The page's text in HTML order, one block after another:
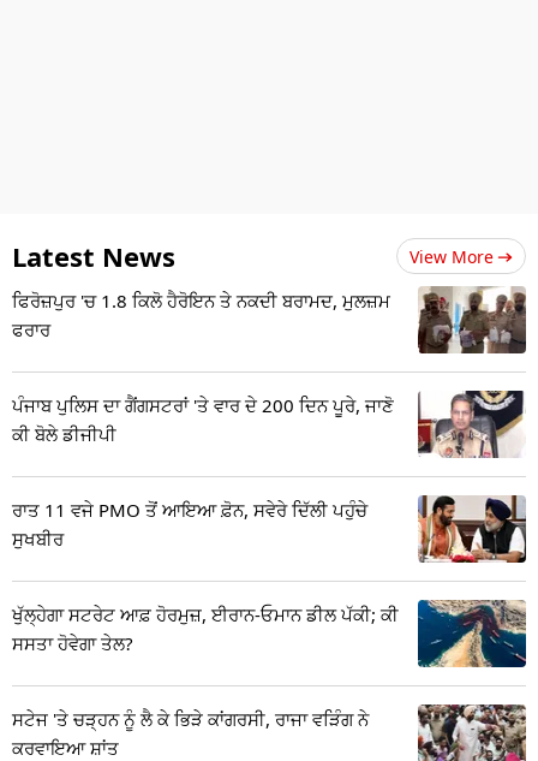
Latest News View More
ਫਿਰੋਜ਼ਪੁਰ 'ਚ 1.8 ਕਿਲੋ ਹੈਰੋਇਨ ਤੇ ਨਕਦੀ ਬਰਾਮਦ, ਮੁਲਜ਼ਮ
ਫਰਾਰ
ਪੰਜਾਬ ਪੁਲਿਸ ਦਾ ਗੈਂਗਸਟਰਾਂ 'ਤੇ ਵਾਰ ਦੇ 200 ਦਿਨ ਪੂਰੇ, ਜਾਣੋ
ਕੀ ਬੋਲੇ ਡੀਜੀਪੀ
ਰਾਤ 11 ਵਜੇ PMO ਤੋਂ ਆਇਆ ਫ਼ੋਨ, ਸਵੇਰੇ ਦਿੱਲੀ ਪਹੁੰਚੇ
ਸੁਖਬੀਰ
ਖੁੱਲ੍ਹੇਗਾ ਸਟਰੇਟ ਆਫ਼ ਹੋਰਮੁਜ਼, ਈਰਾਨ-ਓਮਾਨ ਡੀਲ ਪੱਕੀ; ਕੀ
ਸਸਤਾ ਹੋਵੇਗਾ ਤੇਲ?
ਸਟੇਜ 'ਤੇ ਚੜ੍ਹਨ ਨੂੰ ਲੈ ਕੇ ਭਿੜੇ ਕਾਂਗਰਸੀ, ਰਾਜਾ ਵੜਿੰਗ ਨੇ
ਕਰਵਾਇਆ ਸ਼ਾਂਤ